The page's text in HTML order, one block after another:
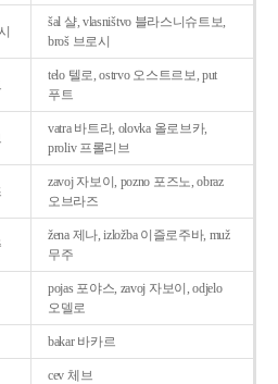
šal 샬, vlasništvo 블라스니슈트보,
broš 브로시
telo 텔로, ostrvo 오스트르보, put
푸트
vatra 바트라, olovka 올로브카,
proliv 프롤리브
zavoj 자보이, pozno 포즈노, obraz
오브라즈
žena 제나, izložba 이즐로주바, muž
무주
pojas 포야스, zavoj 자보이, odjelo
오델로
bakar 바카르
cev 체브